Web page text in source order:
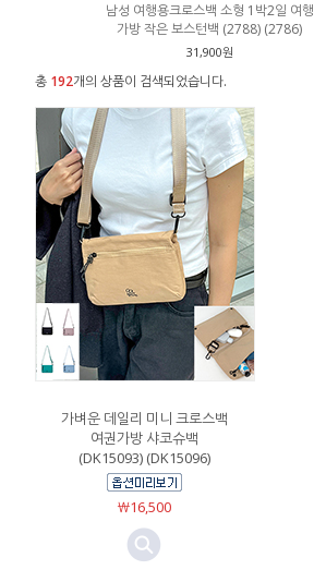
남성 여행용크로스백 소형 1박2일 여행
가방 작은 보스턴백 (2788) (2786)
31,900원
총 192개의 상품이 검색되었습니다.
가벼운 데일리 미니 크로스백
여권가방 샤코슈백
(DK15093) (DK15096)
￦16,500